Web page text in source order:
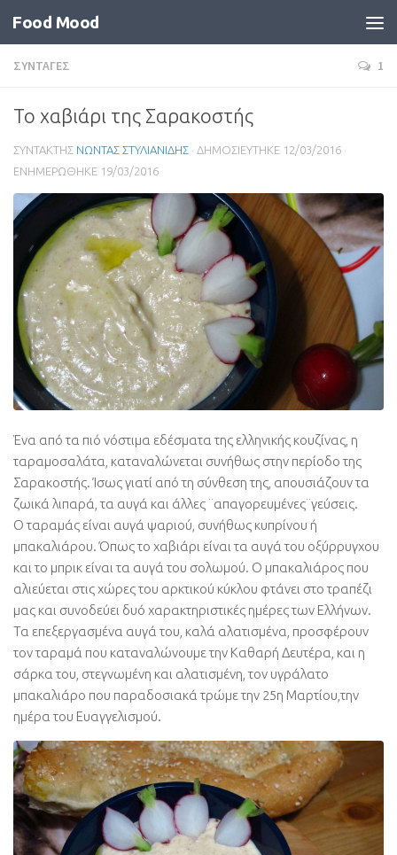
Food Mood
ΣΥΝΤΑΓΕΣ 1
Το χαβιάρι της Σαρακοστής
ΣΥΝΤΑΚΤΗΣ ΝΩΝΤΑΣ ΣΤΥΛΙΑΝΙΔΗΣ · ΔΗΜΟΣΙΕΥΤΗΚΕ 12/03/2016 ·
ΕΝΗΜΕΡΩΘΗΚΕ 19/03/2016
Ένα από τα πιό νόστιμα εδέσματα της ελληνικής κουζίνας, η
ταραμοσαλάτα, καταναλώνεται συνήθως στην περίοδο της
Σαρακοστής. Ίσως γιατί από τη σύνθεση της, απουσιάζουν τα
ζωικά λιπαρά, τα αυγά και άλλες ¨απαγορευμένες¨γεύσεις.
Ο ταραμάς είναι αυγά ψαριού, συνήθως κυπρίνου ή
μπακαλιάρου. Όπως το χαβιάρι είναι τα αυγά του οξύρρυγχου
και το μπρικ είναι τα αυγά του σολωμού. Ο μπακαλιάρος που
αλιεύεται στις χώρες του αρκτικού κύκλου φτάνει στο τραπέζι
μας και συνοδεύει δυό χαρακτηριστικές ημέρες των Ελλήνων.
Τα επεξεργασμένα αυγά του, καλά αλατισμένα, προσφέρουν
τον ταραμά που καταναλώνουμε την Καθαρή Δευτέρα, και η
σάρκα του, στεγνωμένη και αλατισμένη, τον υγράλατο
μπακαλιάρο που παραδοσιακά τρώμε την 25η Μαρτίου,την
ημέρα του Ευαγγελισμού.